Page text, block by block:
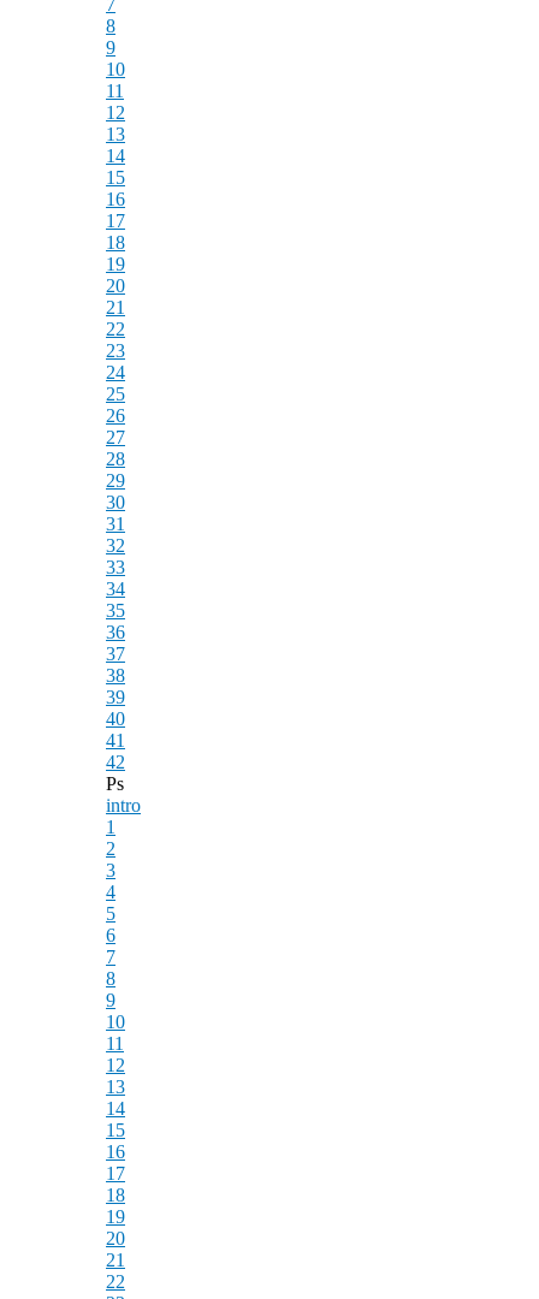
7
8
9
10
11
12
13
14
15
16
17
18
19
20
21
22
23
24
25
26
27
28
29
30
31
32
33
34
35
36
37
38
39
40
41
42
Ps
intro
1
2
3
4
5
6
7
8
9
10
11
12
13
14
15
16
17
18
19
20
21
22